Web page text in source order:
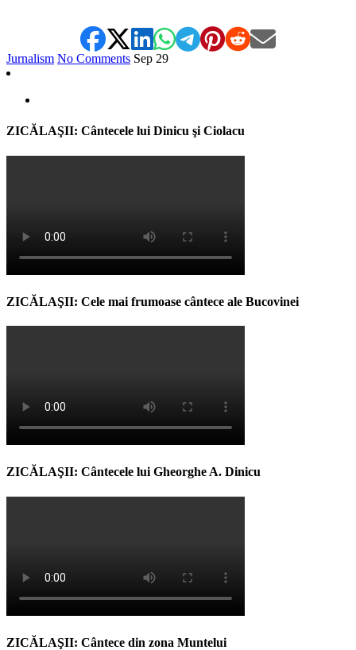
Jurnalism No Comments Sep 29
ZICĂLAŞII: Cântecele lui Dinicu şi Ciolacu
ZICĂLAŞII: Cele mai frumoase cântece ale Bucovinei
ZICĂLAŞII: Cântecele lui Gheorghe A. Dinicu
ZICĂLAŞII: Cântece din zona Muntelui